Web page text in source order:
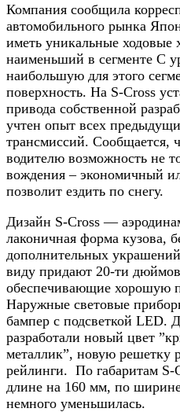
Компания сообщила
автомобильного рынка
иметь уникальные ходовые
наименьший в сегменте C
наибольшую для этого
поверхность. На S-Cross
привода собственной
учтен опыт всех
трансмиссий. Сообщается,
водителю возможность не
вождения – экономичный
позволит ездить по снегу.
Дизайн S-Cross —
лаконичная форма кузова,
дополнительных
виду придают 20-ти
обеспечивающие хорошую
Наружные световые
бампер с подсветкой LED.
разработали новый цвет
металлик”, новую решетку
рейлинги. По габаритам S-
длине на 160 мм, по
немного уменьшилась.